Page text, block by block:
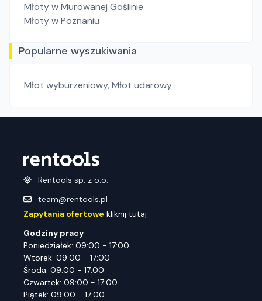
Młotyw Murowanej Goślinie
Młotyw Poznaniu
Popularne wyszukiwania
Młot wyburzeniowy,Młot udarowy
Rentools sp. z o.o.
team@rentools.pl
Zapytania ofertowe kliknij tutaj
Godziny pracy
Poniedziałek: 09:00 - 17:00
Wtorek: 09:00 - 17:00
Środa: 09:00 - 17:00
Czwartek: 09:00 - 17:00
Piątek: 09:00 - 17:00